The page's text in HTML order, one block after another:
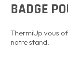
BADGE
ThermiUp vous
notre stand.